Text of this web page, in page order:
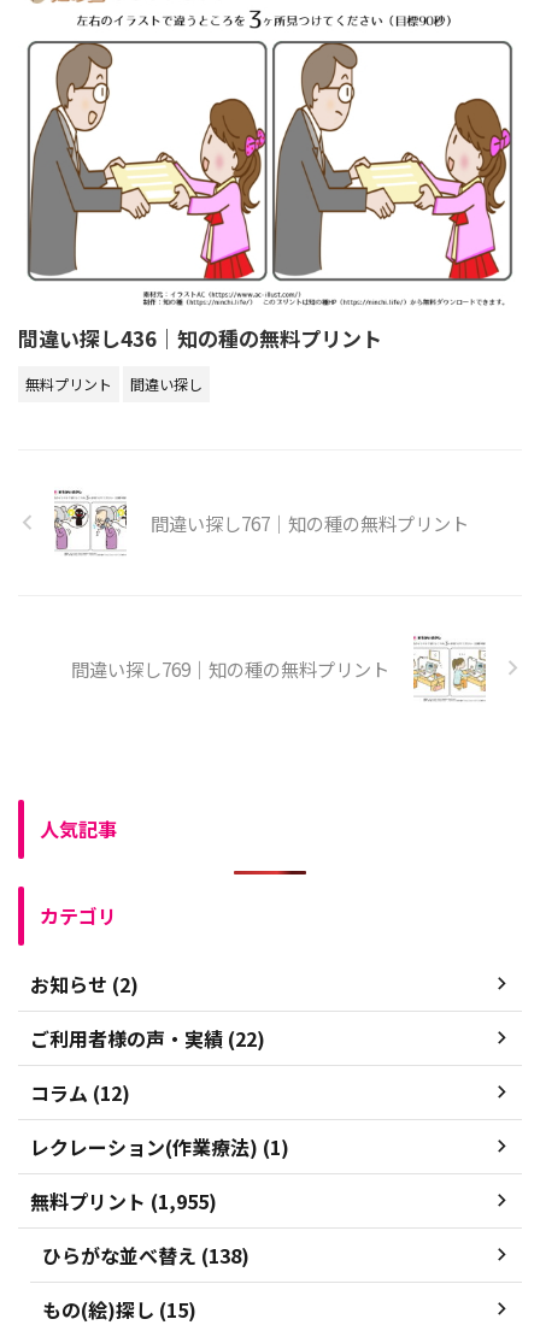
間違い探し436｜知の種の無料プリント
無料プリント 間違い探し
間違い探し767｜知の種の無料プリント
間違い探し769｜知の種の無料プリント
人気記事
カテゴリ
お知らせ (2)
ご利用者様の声・実績 (22)
コラム (12)
レクレーション(作業療法) (1)
無料プリント (1,955)
ひらがな並べ替え (138)
もの(絵)探し (15)